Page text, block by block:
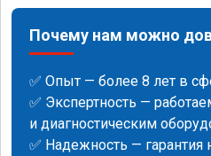
Почему нам можно
✅ Опыт — более 8 лет в
✅ Экспертность —
и диагностическим
✅ Надежность — гарантия